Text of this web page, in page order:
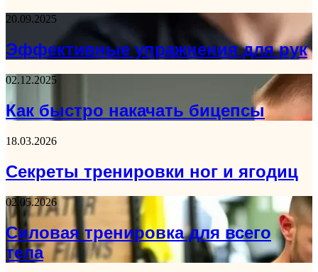
20.09.2025
Эффективные упражнения для рук
02.12.2025
Как быстро накачать бицепсы
18.03.2026
Секреты тренировки ног и ягодиц
02.05.2026
Силовая тренировка для всего
тела